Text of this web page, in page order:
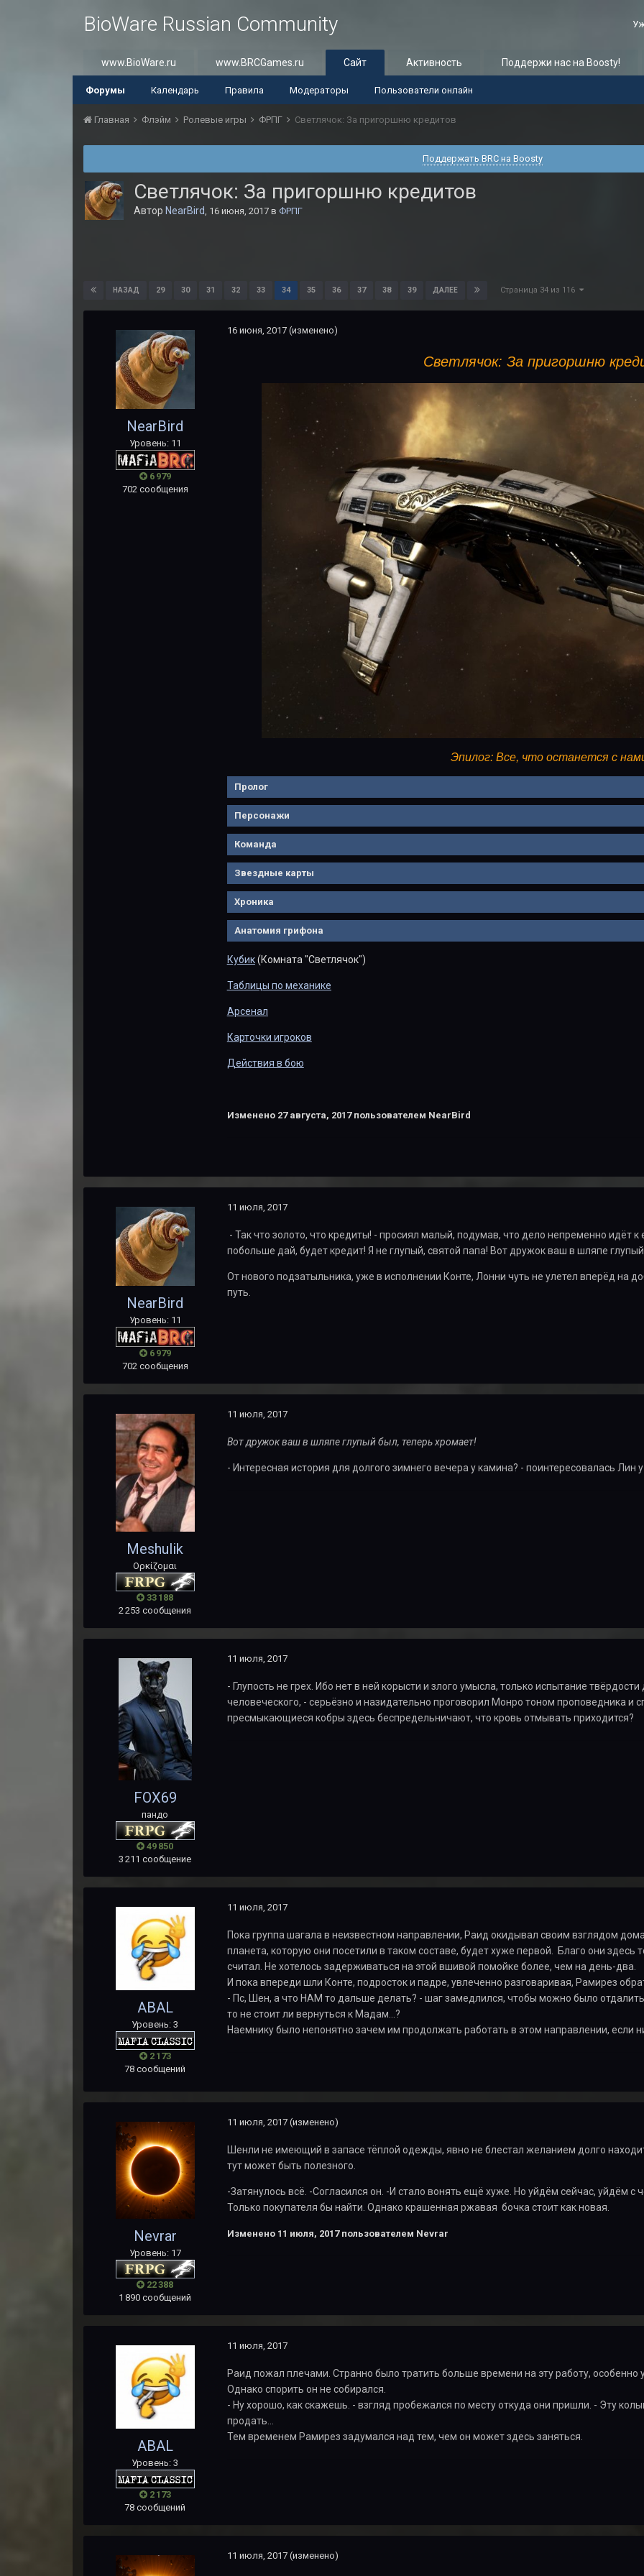
BioWare Russian Community
www.BioWare.ru www.BRCGames.ru Сайт
Форумы Календарь Правила Модераторы Пользователи онлайн
Активность Поддержи нас на Boosty!
Главная Флэйм Ролевые игры ФРПГ Светлячок: За пригоршню кредитов
Поддержать BRC на Boosty
Светлячок: За пригоршню кредитов
Автор NearBird, 16 июня, 2017в ФРПГ
НАЗАД 29 30 31 32 33 34 35 36 37 38 39 ДАЛЕЕ Страница 34 из 116
NearBird
Уровень: 11
6 979
702 сообщения
16 июня, 2017 (изменено)
Светлячок: За пригоршню
Эпилог: Все, что останется с
Пролог
Персонажи
Команда
Звездные карты
Хроника
Анатомия грифона
Кубик(Комната "Светлячок")
Таблицы по механике
Арсенал
Карточки игроков
Действия в бою
Изменено 27 августа, 2017пользователем NearBird
NearBird
Уровень: 11
6 979
702 сообщения
11 июля, 2017
- Так что золото, что кредиты! - просиял малый, подумав, что дело непременно идёт
побольше дай, будет кредит! Я не глупый, святой папа! Вот дружок ваш в шляпе
От нового подзатыльника, уже в исполнении Конте, Лонни чуть не улетел вперёд на
путь.
Meshulik
Ορκίζομαι
33 188
2 253 сообщения
11 июля, 2017
Вот дружок ваш в шляпе глупый был, теперь хромает!
- Интересная история для долгого зимнего вечера у камина? - поинтересовалась Лин
FOX69
пандо
49 850
3 211 сообщение
11 июля, 2017
- Глупость не грех. Ибо нет в ней корысти и злого умысла, только испытание
человеческого, - серьёзно и назидательно проговорил Монро тоном проповедника и
пресмыкающиеся кобры здесь беспредельничают, что кровь отмывать приходится?
ABAL
Уровень: 3
2 173
78 сообщений
11 июля, 2017
Пока группа шагала в неизвестном направлении, Раид окидывал своим взглядом
планета, которую они посетили в таком составе, будет хуже первой. Благо они здесь
считал. Не хотелось задерживаться на этой вшивой помойке более, чем на день-два.
И пока впереди шли Конте, подросток и падре, увлеченно разговаривая, Рамирез
- Пс, Шен, а что НАМ то дальше делать? - шаг замедлился, чтобы можно было
то не стоит ли вернуться к Мадам...?
Наемнику было непонятно зачем им продолжать работать в этом направлении, если
Nevrar
Уровень: 17
22 388
1 890 сообщений
11 июля, 2017 (изменено)
Шенли не имеющий в запасе тёплой одежды, явно не блестал желанием долго
тут может быть полезного.
-Затянулось всё. -Согласился он. -И стало вонять ещё хуже. Но уйдём сейчас, уйдём с
Только покупателя бы найти. Однако крашенная ржавая бочка стоит как новая.
Изменено 11 июля, 2017пользователем Nevrar
ABAL
Уровень: 3
2 173
78 сообщений
11 июля, 2017
Раид пожал плечами. Странно было тратить больше времени на эту работу, особенно
Однако спорить он не собирался.
- Ну хорошо, как скажешь. - взгляд пробежался по месту откуда они пришли. - Эту
продать...
Тем временем Рамирез задумался над тем, чем он может здесь заняться.
11 июля, 2017 (изменено)